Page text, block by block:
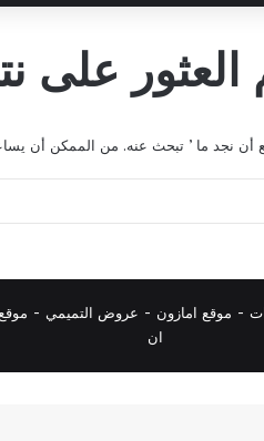
العثور على
أن نجد ما ’ تبحث عنه. من الممكن أن
- موقع امازون - عروض التميمي - م
ان